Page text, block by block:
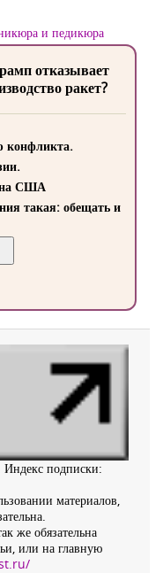
и педикюра
отказывает
ракет?
конфликта.
на США
такая: обещать и
подписки:
материалов,
же обязательна
или на главную